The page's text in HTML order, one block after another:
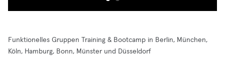
Funktionelles Gruppen Training & Bootcamp in Berlin, München,
Köln, Hamburg, Bonn, Münster und Düsseldorf